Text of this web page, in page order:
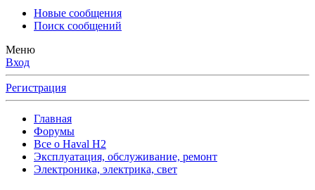
Новые сообщения
Поиск сообщений
Меню
Вход
Регистрация
Главная
Форумы
Все о Haval H2
Эксплуатация, обслуживание, ремонт
Электроника, электрика, свет